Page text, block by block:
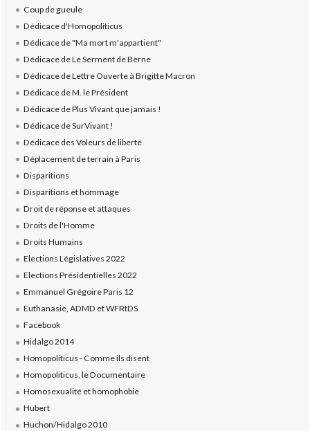
Coup de gueule
Dédicace d'Homopoliticus
Dédicace de "Ma mort m'appartient"
Dédicace de Le Serment de Berne
Dédicace de Lettre Ouverte à Brigitte Macron
Dédicace de M. le Président
Dédicace de Plus Vivant que jamais !
Dédicace de SurVivant !
Dédicace des Voleurs de liberté
Déplacement de terrain à Paris
Disparitions
Disparitions et hommage
Droit de réponse et attaques
Droits de l'Homme
Droits Humains
Elections Législatives 2022
Elections Présidentielles 2022
Emmanuel Grégoire Paris 12
Euthanasie, ADMD et WFRtDS
Facebook
Hidalgo 2014
Homopoliticus - Comme ils disent
Homopoliticus, le Documentaire
Homosexualité et homophobie
Hubert
Huchon/Hidalgo 2010